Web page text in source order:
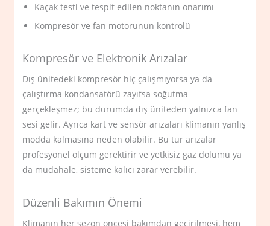
Kaçak testi ve tespit edilen noktanın onarımı
Kompresör ve fan motorunun kontrolü
Kompresör ve Elektronik Arızalar
Dış ünitedeki kompresör hiç çalışmıyorsa ya da
çalıştırma kondansatörü zayıfsa soğutma
gerçekleşmez; bu durumda dış üniteden yalnızca fan
sesi gelir. Ayrıca kart ve sensör arızaları klimanın yanlış
modda kalmasına neden olabilir. Bu tür arızalar
profesyonel ölçüm gerektirir ve yetkisiz gaz dolumu ya
da müdahale, sisteme kalıcı zarar verebilir.
Düzenli Bakımın Önemi
Klimanın her sezon öncesi bakımdan geçirilmesi, hem